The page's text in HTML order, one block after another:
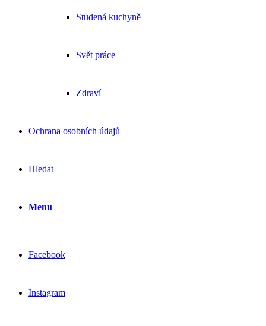
Studená kuchyně
Svět práce
Zdraví
Ochrana osobních údajů
Hledat
Menu
Facebook
Instagram